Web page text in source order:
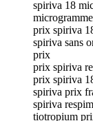
spiriva 18
prix spiriva
spiriva sans
prix
prix spiriva
prix spiriva
spiriva prix
spiriva
tiotropium